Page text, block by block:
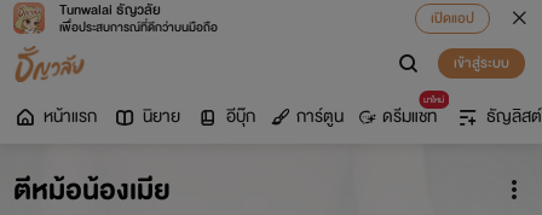
Tunwalai ธัญวลัย
เพื่อประสบการณ์ที่ดีกว่าบนมือถือ
เปิดแอป
เข้าสู่ระบบ
หน้าแรก นิยาย อีบุ๊ก การ์ตูน
มาใหม่
ดรีมแชท ธัญลิสต์
ตีหม้อน้องเมีย